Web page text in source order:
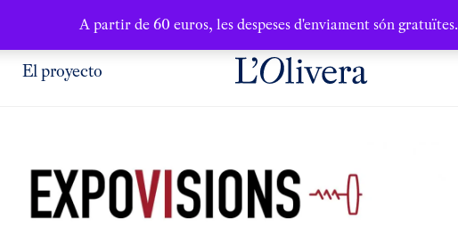
A partir de 60 euros, les despeses d'enviament són gratuïtes.
El proyecto